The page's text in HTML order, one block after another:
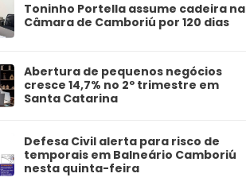
Toninho Portella assume cadeira na
Câmara de Camboriú por 120 dias
Abertura de pequenos negócios
cresce 14,7% no 2º trimestre em
Santa Catarina
Defesa Civil alerta para risco de
temporais em Balneário Camboriú
nesta quinta-feira